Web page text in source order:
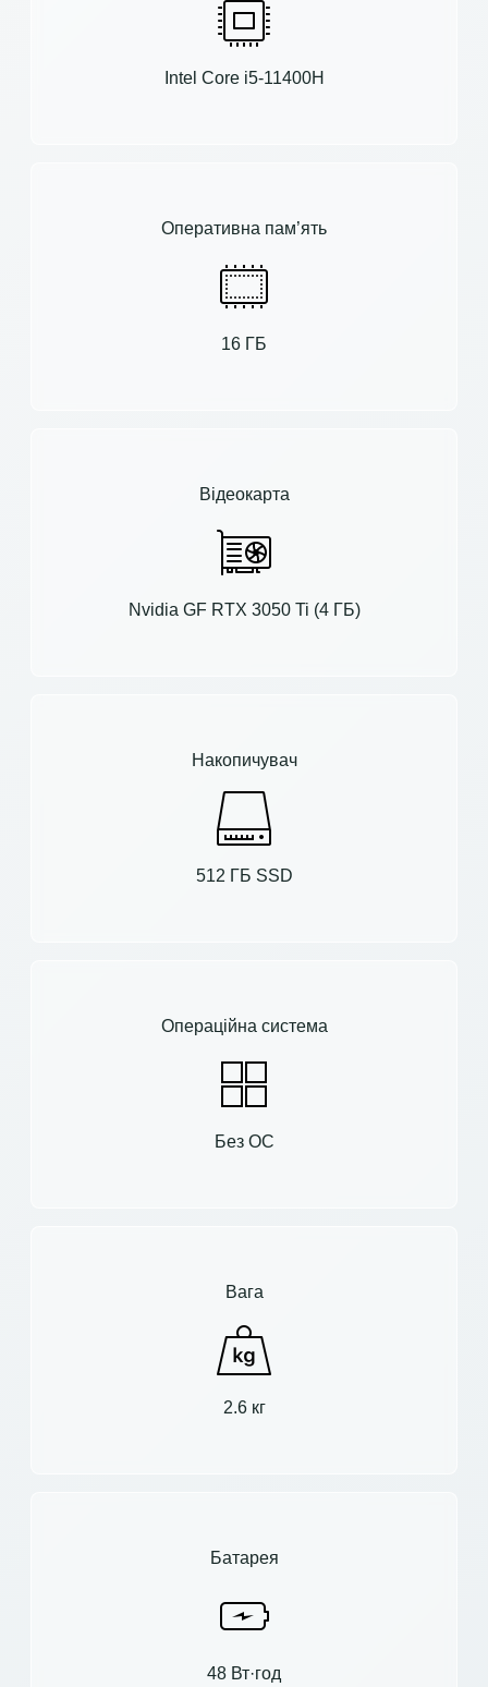
Intel Core i5-11400H
Оперативна пам’ять
16 ГБ
Відеокарта
Nvidia GF RTX 3050 Ti (4 ГБ)
Накопичувач
512 ГБ SSD
Операційна система
Без ОС
Вага
2.6 кг
Батарея
48 Вт·год